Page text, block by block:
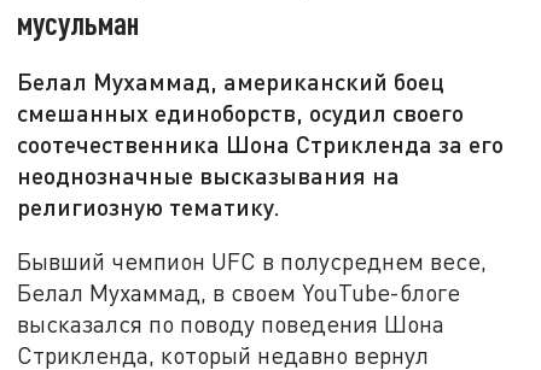
мусульман
Белал Мухаммад, американский боец
смешанных единоборств, осудил своего
соотечественника Шона Стрикленда за его
неоднозначные высказывания на
религиозную тематику.
Бывший чемпион UFC в полусреднем весе,
Белал Мухаммад, в своем YouTube-блоге
высказался по поводу поведения Шона
Стрикленда, который недавно вернул